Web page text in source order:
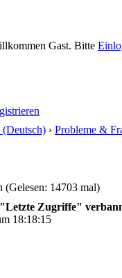
Gast. Bitte
(Deutsch) › Probleme &
14703 mal)
Zugriffe"
18:18:15